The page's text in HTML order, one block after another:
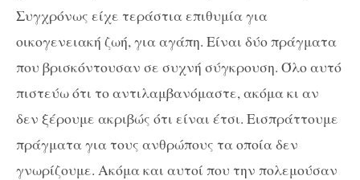
Συγχρόνως είχε τεράστια επιθυμία για
οικογενειακή ζωή, για αγάπη. Είναι δύο πράγματα
που βρισκόντουσαν σε συχνή σύγκρουση. Όλο αυτό
πιστεύω ότι το αντιλαμβανόμαστε, ακόμα κι αν
δεν ξέρουμε ακριβώς ότι είναι έτσι. Εισπράττουμε
πράγματα για τους ανθρώπους τα οποία δεν
γνωρίζουμε. Ακόμα και αυτοί που την πολεμούσαν